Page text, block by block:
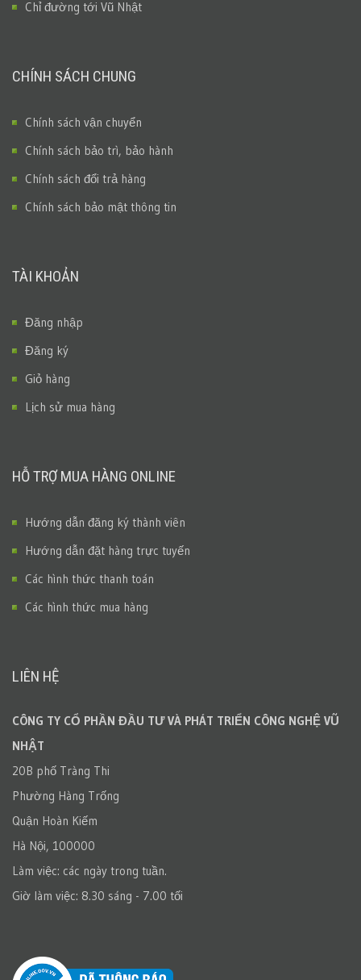
Chỉ đường tới Vũ Nhật
CHÍNH SÁCH CHUNG
Chính sách vận chuyển
Chính sách bảo trì, bảo hành
Chính sách đổi trả hàng
Chính sách bảo mật thông tin
TÀI KHOẢN
Đăng nhập
Đăng ký
Giỏ hàng
Lịch sử mua hàng
HỖ TRỢ MUA HÀNG ONLINE
Hướng dẫn đăng ký thành viên
Hướng dẫn đặt hàng trực tuyến
Các hình thức thanh toán
Các hình thức mua hàng
LIÊN HỆ
CÔNG TY CỔ PHẦN ĐẦU TƯ VÀ PHÁT TRIỂN CÔNG NGHỆ VŨ
NHẬT
20B phố Tràng Thi
Phường Hàng Trống
Quận Hoàn Kiếm
Hà Nội, 100000
Làm việc: các ngày trong tuần.
Giờ làm việc: 8.30 sáng - 7.00 tối